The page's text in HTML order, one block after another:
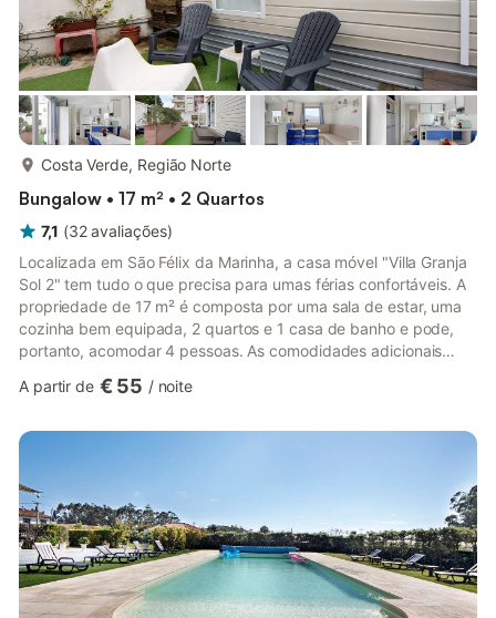
Costa Verde, Região Norte
Bungalow • 17 m² • 2 Quartos
7,1 (32 avaliações)
Localizada em São Félix da Marinha, a casa móvel "Villa Granja
Sol 2" tem tudo o que precisa para umas férias confortáveis. A
propriedade de 17 m² é composta por uma sala de estar, uma
cozinha bem equipada, 2 quartos e 1 casa de banho e pode,
portanto, acomodar 4 pessoas. As comodidades adicionais
partilhado para manhãs tranquilas. A propriedade está
disponível na rua (por favor, note que não é possível estacionar
A partir de € 55 / noite